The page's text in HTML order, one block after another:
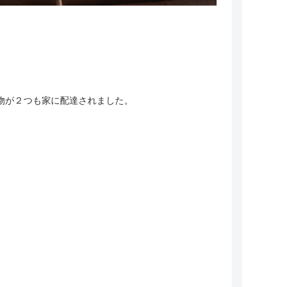
２つも家に配達されました。